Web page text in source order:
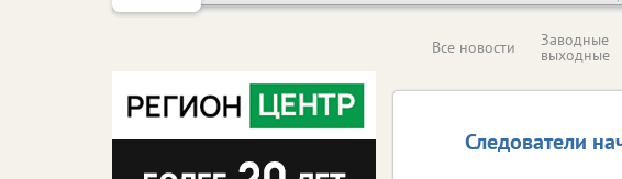
Все новости Заводные
выходные
Следователи